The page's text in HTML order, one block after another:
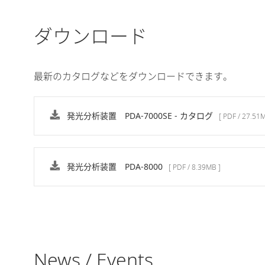
ダウンロード
最新のカタログなどをダウンロードできます。
発光分析装置 PDA-7000SE - カタログ [ PDF /
発光分析装置 PDA-8000 [ PDF / 8.39MB ]
News / Events